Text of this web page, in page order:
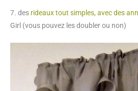
7. des rideaux tout simples, avec des
Girl (vous pouvez les doubler ou non)